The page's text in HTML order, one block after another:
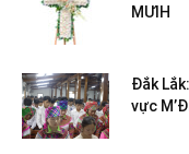
MƯIH
Đắk
vực